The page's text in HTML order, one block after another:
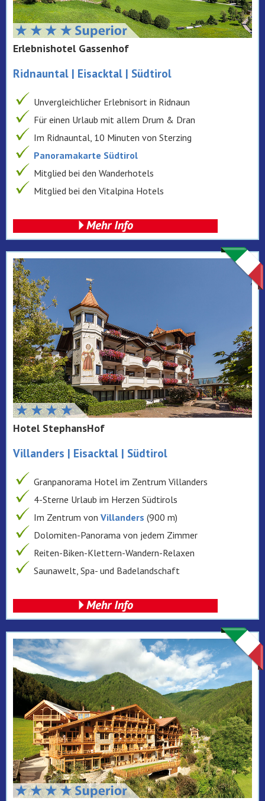
Erlebnishotel Gassenhof
Ridnauntal | Eisacktal | Südtirol
Unvergleichlicher Erlebnisort in Ridnaun
Für einen Urlaub mit allem Drum & Dran
Im Ridnauntal, 10 Minuten von Sterzing
Panoramakarte Südtirol
Mitglied bei den Wanderhotels
Mitglied bei den Vitalpina Hotels
Hotel StephansHof
Villanders | Eisacktal | Südtirol
Granpanorama Hotel im Zentrum Villanders
4-Sterne Urlaub im Herzen Südtirols
Im Zentrum von Villanders (900 m)
Dolomiten-Panorama von jedem Zimmer
Reiten-Biken-Klettern-Wandern-Relaxen
Saunawelt, Spa- und Badelandschaft